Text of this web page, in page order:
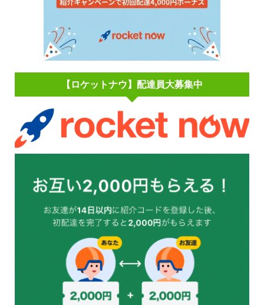
【ロケットナウ】配達員大募集中